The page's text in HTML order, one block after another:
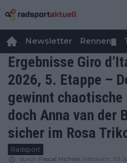
Newsletter Rennen
Ergebnisse Giro
2026, 5. Etappe –
gewinnt
doch Anna van der
sicher im Rosa
Radsport
durch Pascal Michiels Mittwoch, 03